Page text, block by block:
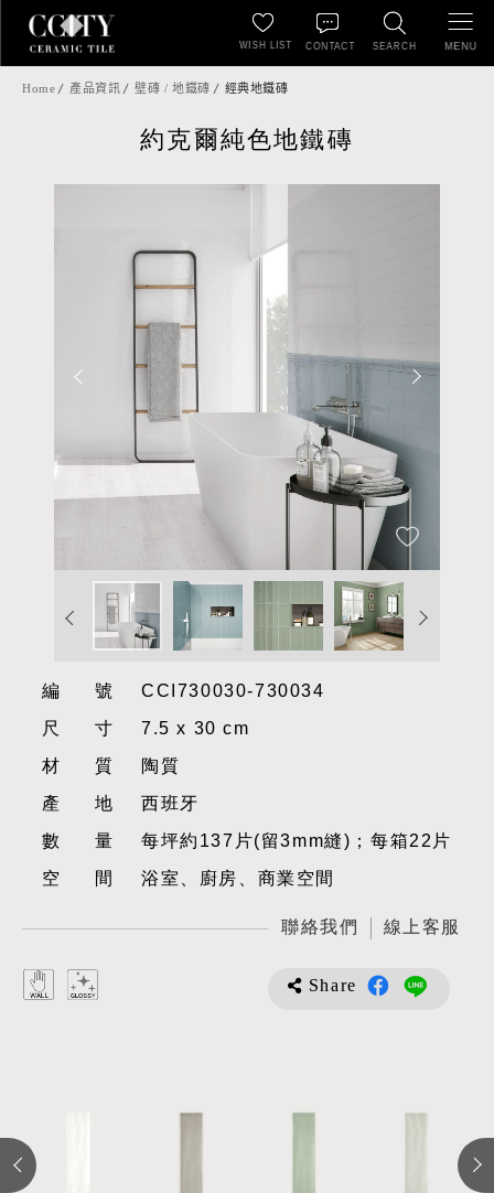
SEARCH
WISH LIST CONTACT MENU
Home 產品資訊 壁磚 / 地鐵磚 經典地鐵磚
約克爾純色地鐵磚
編號CCI730030-730034
尺寸7.5 x 30 cm
材質陶質
產地西班牙
數量每坪約137片(留3mm縫)；每箱22片
空間浴室、廚房、商業空間
聯絡我們 線上客服
Share